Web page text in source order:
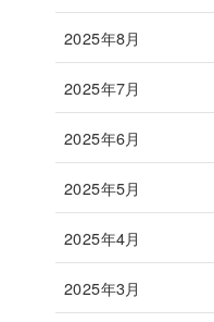
2025年8月
2025年7月
2025年6月
2025年5月
2025年4月
2025年3月